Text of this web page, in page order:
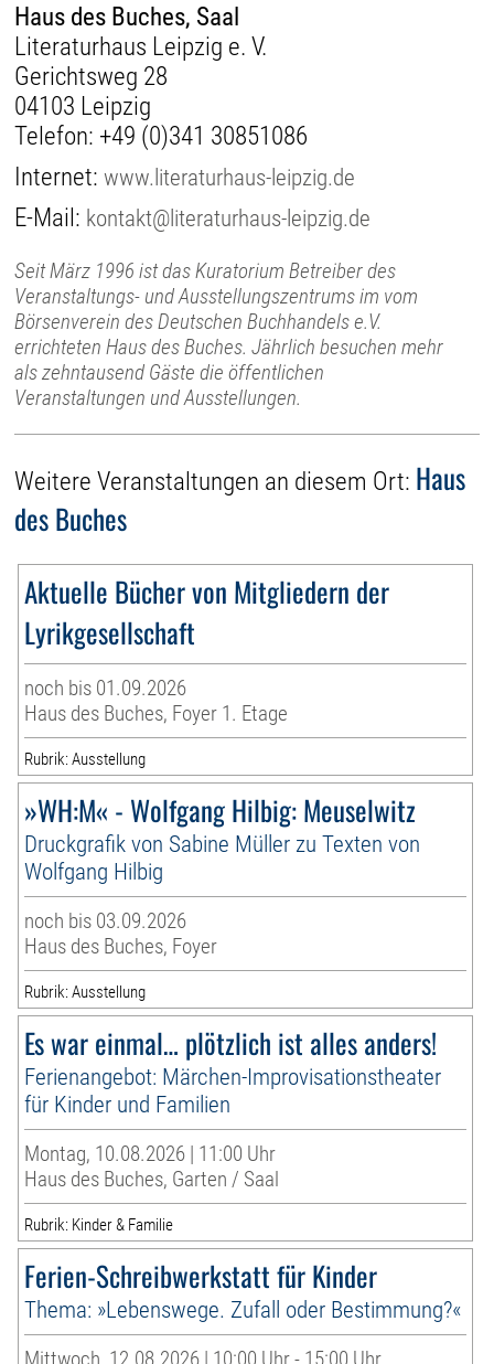
Haus des Buches, Saal
Literaturhaus Leipzig e. V.
Gerichtsweg 28
04103 Leipzig
Telefon: +49 (0)341 30851086
Internet:www.literaturhaus-leipzig.de
E-Mail: kontakt@literaturhaus-leipzig.de
Seit März 1996 ist das Kuratorium Betreiber des
Veranstaltungs- und Ausstellungszentrums im vom
Börsenverein des Deutschen Buchhandels e.V.
errichteten Haus des Buches. Jährlich besuchen mehr
als zehntausend Gäste die öffentlichen
Veranstaltungen und Ausstellungen.
Weitere Veranstaltungen an diesem Ort: Haus
des Buches
Aktuelle Bücher von Mitgliedern der
Lyrikgesellschaft
noch bis 01.09.2026
Haus des Buches, Foyer 1. Etage
Rubrik: Ausstellung
»WH:M« - Wolfgang Hilbig: Meuselwitz
Druckgrafik von Sabine Müller zu Texten von
Wolfgang Hilbig
noch bis 03.09.2026
Haus des Buches, Foyer
Rubrik: Ausstellung
Es war einmal… plötzlich ist alles anders!
Ferienangebot: Märchen-Improvisationstheater
für Kinder und Familien
Montag, 10.08.2026 | 11:00 Uhr
Haus des Buches, Garten / Saal
Rubrik: Kinder & Familie
Ferien-Schreibwerkstatt für Kinder
Thema: »Lebenswege. Zufall oder Bestimmung?«